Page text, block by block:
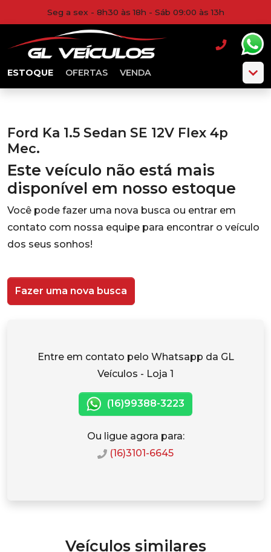
Seg a sex - 8h30 às 18h - Sáb 09:00 às 13h
ESTOQUE OFERTAS VENDA
Ford Ka 1.5 Sedan SE 12V Flex 4p
Mec.
Este veículo não está mais
disponível em nosso estoque
Você pode fazer uma nova busca ou entrar em
contato com nossa equipe para encontrar o veículo
dos seus sonhos!
Fazer uma nova busca
Entre em contato pelo Whatsapp da GL
Veículos - Loja 1
(16)99388-3223
Ou ligue agora para:
(16)3101-6645
Veículos similares